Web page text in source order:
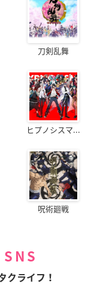
刀剣乱舞
ヒプノシスマ...
呪術廻戦
クライフ！